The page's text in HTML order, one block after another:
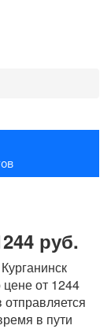
руб.
цене от 1244
в пути